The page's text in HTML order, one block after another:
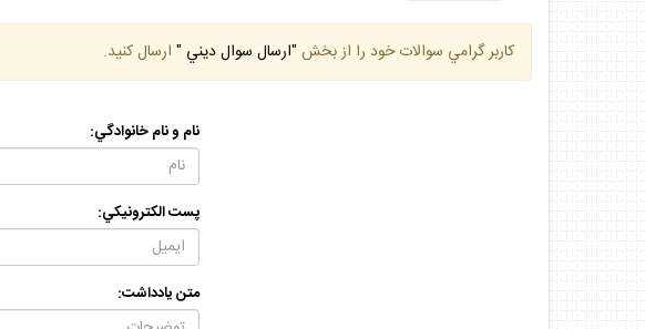
كاربر گرامي سوالات خود را از بخش "ارسال سوال ديني " ارسال كنيد.
نام و نام خانوادگي:
پست الكترونيكي:
متن يادداشت: